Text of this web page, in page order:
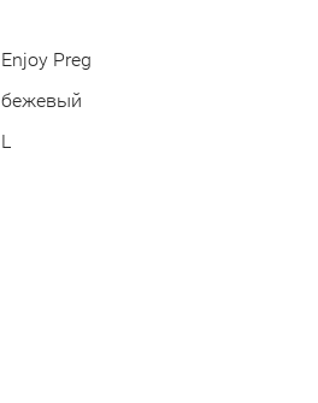
Enjoy Preg
бежевый
L